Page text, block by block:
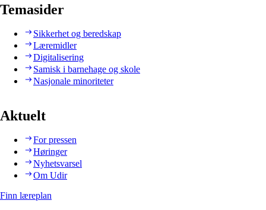
Temasider
Sikkerhet og beredskap
Læremidler
Digitalisering
Samisk i barnehage og skole
Nasjonale minoriteter
Aktuelt
For pressen
Høringer
Nyhetsvarsel
Om Udir
Finn læreplan